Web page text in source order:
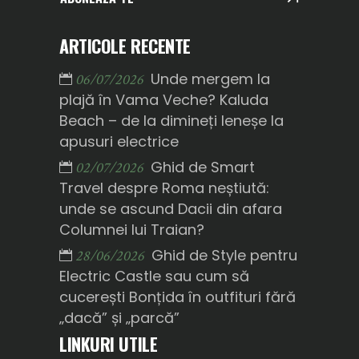
ARTICOLE RECENTE
06/07/2026 Unde mergem la
plajă în Vama Veche? Kaluda
Beach – de la dimineți leneșe la
apusuri electrice
02/07/2026 Ghid de Smart
Travel despre Roma neștiută:
unde se ascund Dacii din afara
Columnei lui Traian?
28/06/2026 Ghid de Style pentru
Electric Castle sau cum să
cucerești Bonțida în outfituri fără
„dacă” și „parcă”
LINKURI UTILE